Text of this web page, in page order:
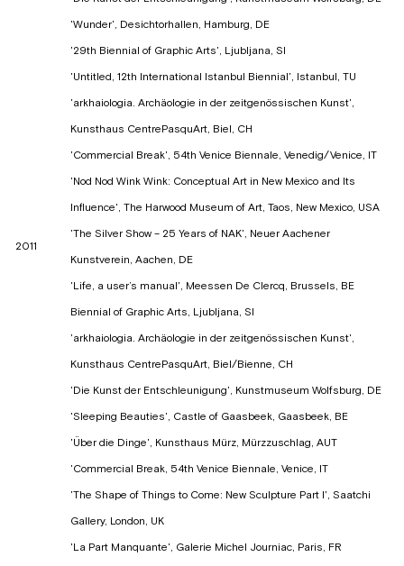
2011
'Wunder', Desichtorhallen, Hamburg, DE
'29th Biennial of Graphic Arts', Ljubljana, SI
'Untitled, 12th International Istanbul Biennial', Istanbul, TU
'arkhaiologia. Archäologie in der zeitgenössischen Kunst',
Kunsthaus CentrePasquArt, Biel, CH
'Commercial Break', 54th Venice Biennale, Venedig/Venice, IT
'Nod Nod Wink Wink: Conceptual Art in New Mexico and Its
Influence', The Harwood Museum of Art, Taos, New Mexico, USA
'The Silver Show – 25 Years of NAK', Neuer Aachener
Kunstverein, Aachen, DE
'Life, a user’s manual', Meessen De Clercq, Brussels, BE
Biennial of Graphic Arts, Ljubljana, SI
'arkhaiologia. Archäologie in der zeitgenössischen Kunst',
Kunsthaus CentrePasquArt, Biel/Bienne, CH
'Die Kunst der Entschleunigung', Kunstmuseum Wolfsburg, DE
'Sleeping Beauties', Castle of Gaasbeek, Gaasbeek, BE
'Über die Dinge', Kunsthaus Mürz, Mürzzuschlag, AUT
'Commercial Break, 54th Venice Biennale, Venice, IT
'The Shape of Things to Come: New Sculpture Part I', Saatchi
Gallery, London, UK
'La Part Manquante', Galerie Michel Journiac, Paris, FR